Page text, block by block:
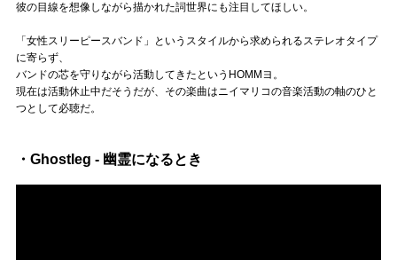
彼の目線を想像しながら描かれた詞世界にも注目してほしい。
「女性スリーピースバンド」というスタイルから求められるステレオタイプ
に寄らず、
バンドの芯を守りながら活動してきたというHOMMヨ。
現在は活動休止中だそうだが、その楽曲はニイマリコの音楽活動の軸のひと
つとして必聴だ。
・Ghostleg - 幽霊になるとき